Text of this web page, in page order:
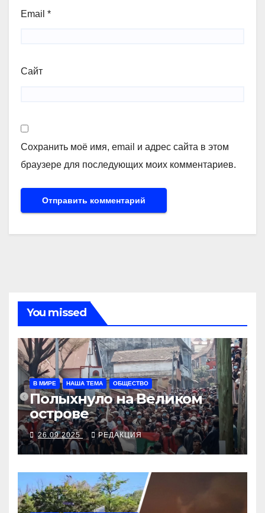
Email *
Сайт
Сохранить моё имя, email и адрес сайта в этом
браузере для последующих моих комментариев.
You missed
В МИРЕ НАША ТЕМА ОБЩЕСТВО
Полыхнуло на Великом
острове
26.09.2025 РЕДАКЦИЯ